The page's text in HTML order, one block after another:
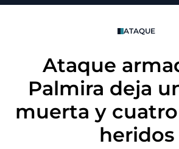
ATAQUE
Ataque
Palmira deja
muerta y
heridos